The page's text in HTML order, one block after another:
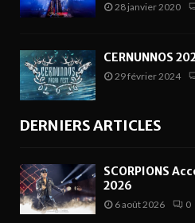
28 janvier 2020
CERNUNNOS
29 février 2024
DERNIERS ARTICLES
SCORPIONS
2026
6 août 2026 0